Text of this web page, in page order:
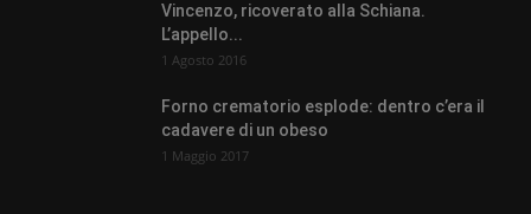
Vincenzo, ricoverato alla Schiana.
L’appello...
1 Agosto 2016
Forno crematorio esplode: dentro c’era il
cadavere di un obeso
1 Maggio 2017